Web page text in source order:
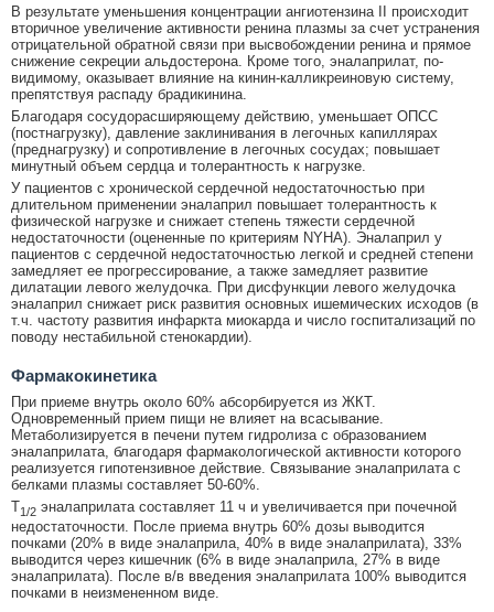
В результате уменьшения концентрации ангиотензина II происходит
вторичное увеличение активности ренина плазмы за счет устранения
отрицательной обратной связи при высвобождении ренина и прямое
снижение секреции альдостерона. Кроме того, эналаприлат, по-
видимому, оказывает влияние на кинин-калликреиновую систему,
препятствуя распаду брадикинина.
Благодаря сосудорасширяющему действию, уменьшает ОПСС
(постнагрузку), давление заклинивания в легочных капиллярах
(преднагрузку) и сопротивление в легочных сосудах; повышает
минутный объем сердца и толерантность к нагрузке.
У пациентов с хронической сердечной недостаточностью при
длительном применении эналаприл повышает толерантность к
физической нагрузке и снижает степень тяжести сердечной
недостаточности (оцененные по критериям NYHA). Эналаприл у
пациентов с сердечной недостаточностью легкой и средней степени
замедляет ее прогрессирование, а также замедляет развитие
дилатации левого желудочка. При дисфункции левого желудочка
эналаприл снижает риск развития основных ишемических исходов (в
т.ч. частоту развития инфаркта миокарда и число госпитализаций по
поводу нестабильной стенокардии).
Фармакокинетика
При приеме внутрь около 60% абсорбируется из ЖКТ.
Одновременный прием пищи не влияет на всасывание.
Метаболизируется в печени путем гидролиза с образованием
эналаприлата, благодаря фармакологической активности которого
реализуется гипотензивное действие. Связывание эналаприлата с
белками плазмы составляет 50-60%.
T1/2 эналаприлата составляет 11 ч и увеличивается при почечной
недостаточности. После приема внутрь 60% дозы выводится
почками (20% в виде эналаприла, 40% в виде эналаприлата), 33%
выводится через кишечник (6% в виде эналаприла, 27% в виде
эналаприлата). После в/в введения эналаприлата 100% выводится
почками в неизмененном виде.